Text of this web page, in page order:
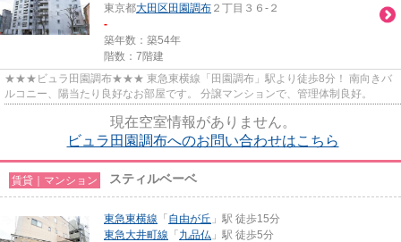
東京都大田区 田園調布 ２丁目３６-２
-
築年数：築54年
階数：7階建
★★★ビュラ田園調布★★★ 東急東横線「田園調布」駅より徒歩8分！ 南向きバ
ルコニー、陽当たり良好なお部屋です。 分譲マンションで、管理体制良好。
現在空室情報がありません。
ビュラ田園調布へのお問い合わせはこちら
賃貸｜マンション スティルベーベ
東急東横線 「 自由が丘 」駅 徒歩15分
東急大井町線 「 九品仏 」駅 徒歩5分